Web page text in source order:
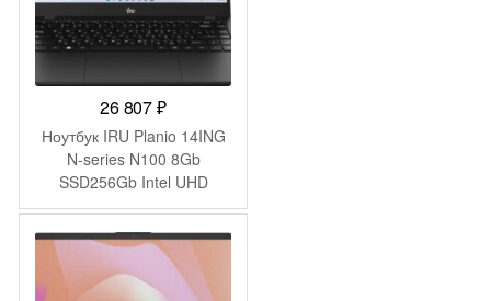
26 807₽
Ноутбук IRU Planio 14ING
N-series N100 8Gb
SSD256Gb Intel UHD
Graphics 14″ IPS FHD
(1920×1080) Windows 11
Pro Multi Language 64
black WiFi BT Cam